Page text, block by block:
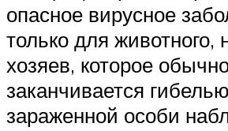
опасное вирусное
только для животного,
хозяев, которое
заканчивается
зараженной особи